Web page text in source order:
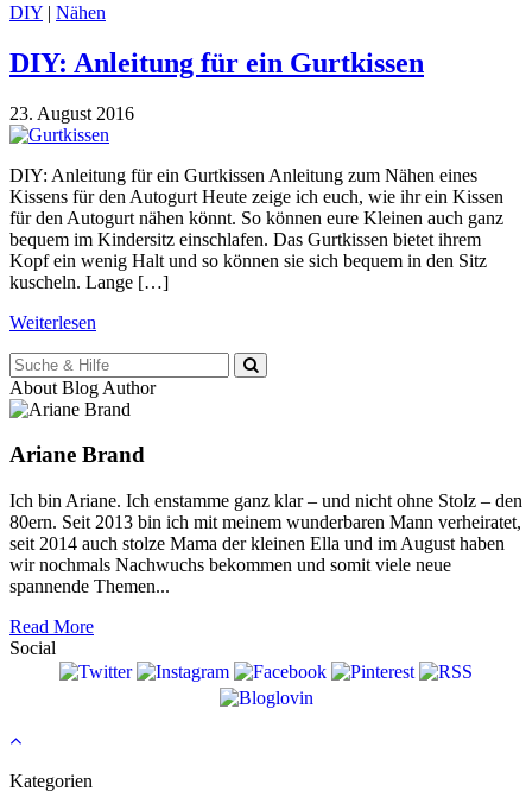
DIY | Nähen
DIY: Anleitung für ein Gurtkissen
23. August 2016
DIY: Anleitung für ein Gurtkissen Anleitung zum Nähen eines
Kissens für den Autogurt Heute zeige ich euch, wie ihr ein Kissen
für den Autogurt nähen könnt. So können eure Kleinen auch ganz
bequem im Kindersitz einschlafen. Das Gurtkissen bietet ihrem
Kopf ein wenig Halt und so können sie sich bequem in den Sitz
kuscheln. Lange […]
Weiterlesen
Suche
für:
About Blog Author
Ariane Brand
Ich bin Ariane. Ich enstamme ganz klar – und nicht ohne Stolz – den
80ern. Seit 2013 bin ich mit meinem wunderbaren Mann verheiratet,
seit 2014 auch stolze Mama der kleinen Ella und im August haben
wir nochmals Nachwuchs bekommen und somit viele neue
spannende Themen...
Read More
Social
Kategorien